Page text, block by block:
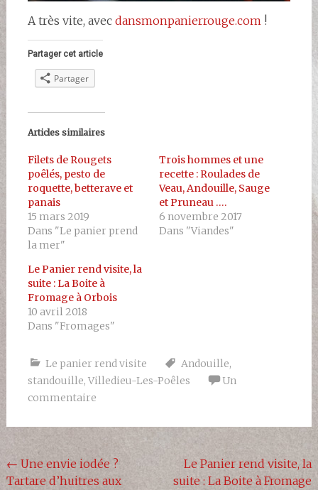
A très vite, avec dansmonpanierrouge.com !
Partager cet article
Partager
Articles similaires
Filets de Rougets
poêlés, pesto de
roquette, betterave et
panais
15 mars 2019
Dans "Le panier prend
la mer"
Trois hommes et une
recette : Roulades de
Veau, Andouille, Sauge
et Pruneau ….
6 novembre 2017
Dans "Viandes"
Le Panier rend visite, la
suite : La Boite à
Fromage à Orbois
10 avril 2018
Dans "Fromages"
Le panier rend visite Andouille,
standouille, Villedieu-Les-Poêles
Un
commentaire
Navigation
← Une envie iodée ?
Tartare d’huitres aux
Le Panier rend visite, la
suite : La Boite à Fromage